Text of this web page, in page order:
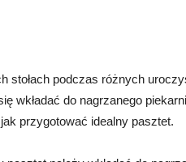
stołach podczas różnych
wkładać do nagrzanego
przygotować idealny pasztet.